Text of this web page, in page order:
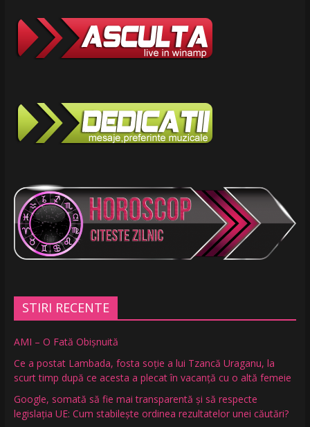
STIRI RECENTE
AMI – O Fată Obişnuită
Ce a postat Lambada, fosta soție a lui Tzancă Uraganu, la
scurt timp după ce acesta a plecat în vacanță cu o altă femeie
Google, somată să fie mai transparentă și să respecte
legislația UE: Cum stabilește ordinea rezultatelor unei căutări?